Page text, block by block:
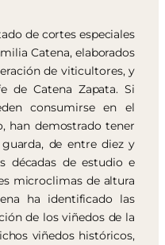
de cortes especiales
Catena, elaborados
de viticultores, y
de Catena Zapata. Si
consumirse en el
han demostrado tener
de entre diez y
décadas de estudio e
microclimas de altura
ha identificado las
de los viñedos de la
viñedos históricos,